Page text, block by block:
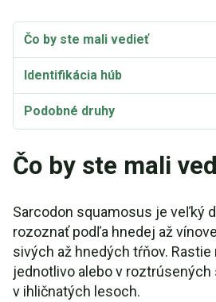
Čo by ste mali vedieť
Identifikácia húb
Podobné druhy
Čo by ste mali
Sarcodon squamosus je veľký
rozoznať podľa hnedej až
sivých až hnedých tŕňov.
jednotlivo alebo v roztrúsených
v ihličnatých lesoch.